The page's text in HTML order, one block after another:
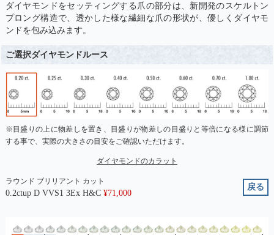
ダイヤモンドをセッティングする爪の部分は、新開発のスケルトン
プロング構造で、透かした様な繊細な爪の形状が、優しくダイヤモ
ンドを包み込みます。
ご選択ダイヤモンドルース
※目盛りの上に物差しを置き、目盛りが物差しの目盛りと等倍になる様に調節
する事で、実際の大きさの目安をご確認いただけます。
ダイヤモンドのカラット
ラウンド ブリリアント カット
0.2ctup D VVS1 3Ex H&C ¥71,000
戻る